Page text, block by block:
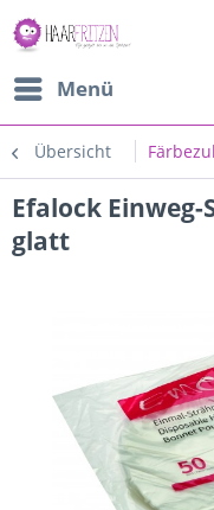
Menü
Übersicht
Efalock
glatt